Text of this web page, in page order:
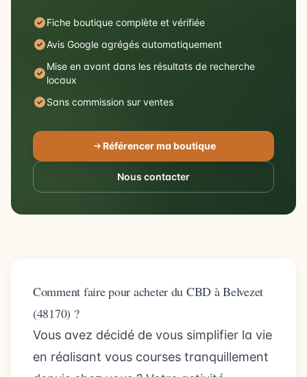
Fiche boutique complète et vérifiée
Avis Google agrégés automatiquement
Mise en avant dans les résultats de recherche
locaux
Sans commission sur ventes
Référencer ma boutique
Nous contacter
Comment faire pour acheter du CBD à Belvezet
(48170) ?
Vous avez décidé de vous simplifier la vie
en réalisant vous courses tranquillement